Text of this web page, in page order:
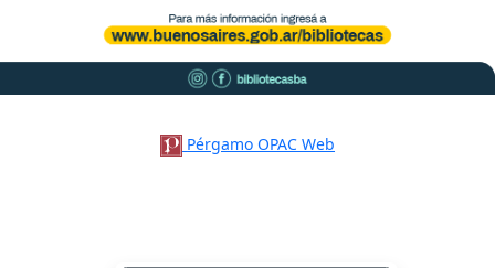
Pérgamo OPAC Web